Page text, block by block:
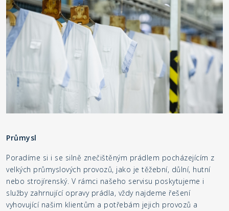
Průmysl
Poradíme si i se silně znečištěným prádlem pocházejícím z
velkých průmyslových provozů, jako je těžební, důlní, hutní
nebo strojírenský. V rámci našeho servisu poskytujeme i
služby zahrnující opravy prádla, vždy najdeme řešení
vyhovující našim klientům a potřebám jejich provozů a